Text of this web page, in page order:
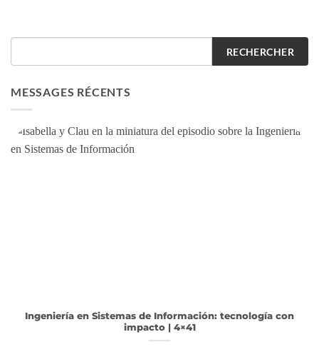
RECHERCHER
MESSAGES RÉCENTS
Ingeniería en Sistemas de Información: tecnología con
impacto | 4×41